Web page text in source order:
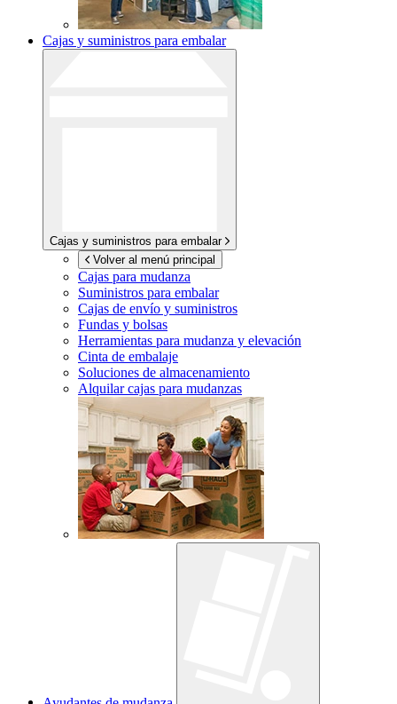
Cajas y suministros para embalar
Cajas y suministros para embalar
Volver al menú principal
Cajas para mudanza
Suministros para embalar
Cajas de envío y suministros
Fundas y bolsas
Herramientas para mudanza y elevación
Cinta de embalaje
Soluciones de almacenamiento
Alquilar cajas para mudanzas